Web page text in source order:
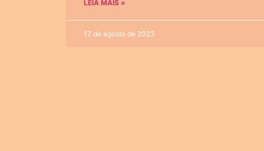
LEIA MAIS »
17 de agosto de 2023